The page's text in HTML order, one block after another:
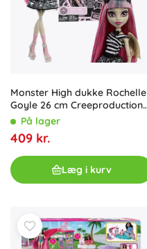
Monster High dukke Rochelle
Goyle 26 cm Creeproduction
med tilbehør og kæledyret
På lager
409 kr.
Læg i kurv